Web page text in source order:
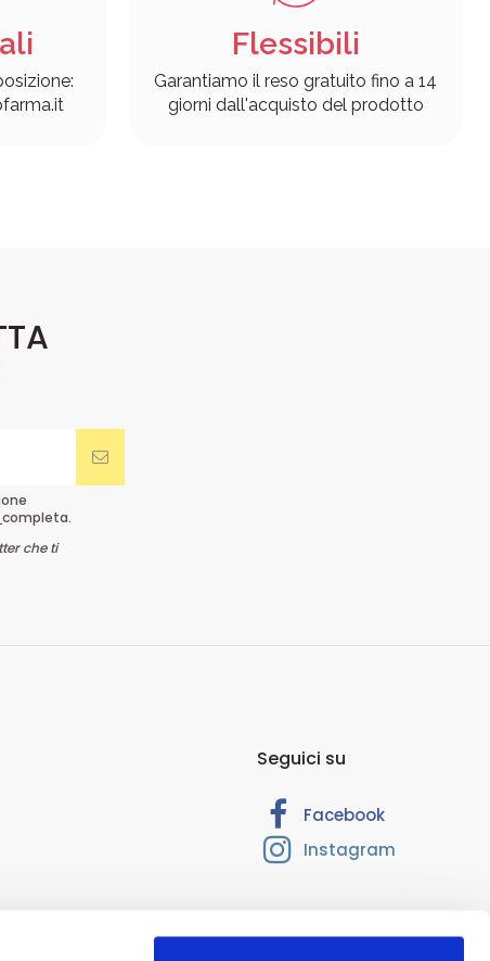
Flessibili
Garantiamo il reso gratuito fino a 14
giorni dall'acquisto del prodotto
completa.
che ti
Seguici su
Facebook
Instagram